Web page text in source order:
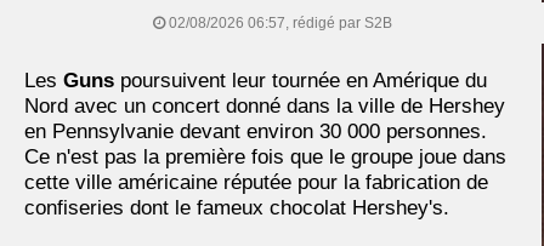
02/08/2026 06:57, rédigé par S2B
Les Guns poursuivent leur tournée en Amérique du
Nord avec un concert donné dans la ville de Hershey
en Pennsylvanie devant environ 30 000 personnes.
Ce n'est pas la première fois que le groupe joue dans
cette ville américaine réputée pour la fabrication de
confiseries dont le fameux chocolat Hershey's.